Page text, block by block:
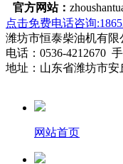
官方网站：
点击免费电话咨询
潍坊市恒泰柴油机有
电话：0536-4212670
地址：山东省潍坊市安
网站首页